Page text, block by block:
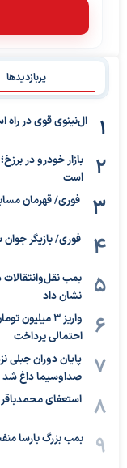
پربازدیدها
ال‌نینوی قوی در
بازار خودرو در
است
فوری/ قهرمان
فوری/ بازیگر
بمب
نشان داد
واریز ۳
احتمالی پرداخت
پایان دوران جبلی
صداوسیما داغ شد
استعفای
بمب بزرگ بارسا